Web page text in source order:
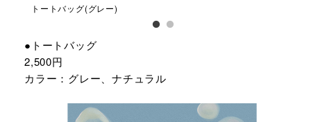
トートバッグ(グレー)
●トートバッグ
2,500円
カラー：グレー、ナチュラル